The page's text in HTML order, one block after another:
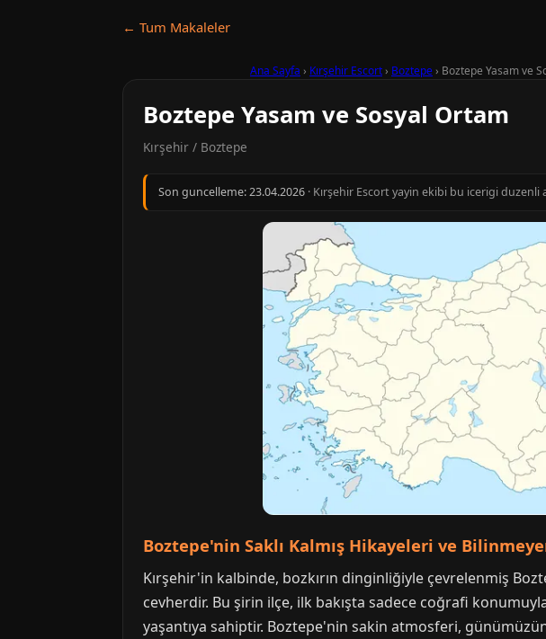
← Tum Makaleler
Ana Sayfa › Kırşehir Escort› Boztepe› Boztepe Yasam ve
Boztepe Yasam ve Sosyal Ortam
Kırşehir / Boztepe
Son guncelleme:23.04.2026 · Kırşehir Escort yayin ekibi bu icerigi
Boztepe'nin Saklı Kalmış Hikayeleri ve
Kırşehir'in kalbinde, bozkırın dinginliğiyle çevrelenmiş
cevherdir. Bu şirin ilçe, ilk bakışta sadece coğrafi
yaşantıya sahiptir. Boztepe'nin sakin atmosferi,